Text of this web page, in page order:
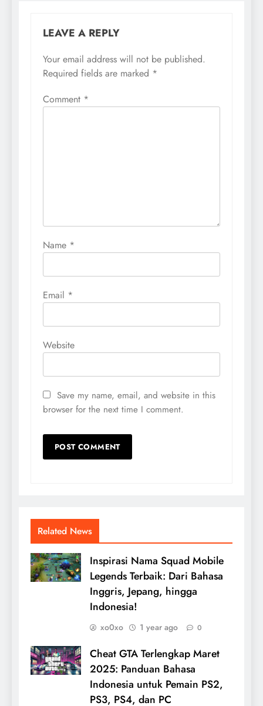
LEAVE A REPLY
Your email address will not be published.
Required fields are marked *
Comment *
Name *
Email *
Website
Save my name, email, and website in this
browser for the next time I comment.
Related News
Inspirasi Nama Squad Mobile
Legends Terbaik: Dari Bahasa
Inggris, Jepang, hingga
Indonesia!
xo0xo 1 year ago 0
Cheat GTA Terlengkap Maret
2025: Panduan Bahasa
Indonesia untuk Pemain PS2,
PS3, PS4, dan PC